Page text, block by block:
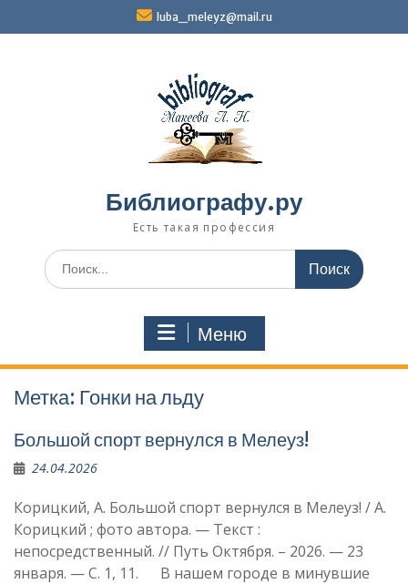
luba_meleyz@mail.ru
Библиографу.ру
Есть такая профессия
Поиск
по:
Меню
Метка: Гонки на льду
Большой спорт вернулся в Мелеуз!
24.04.2026
Корицкий, А. Большой спорт вернулся в Мелеуз! / А.
Корицкий ; фото автора. — Текст :
непосредственный. // Путь Октября. – 2026. — 23
января. — С. 1, 11. В нашем городе в минувшие